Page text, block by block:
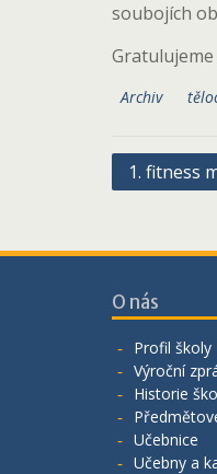
soubojích
Archiv
Navigace
1. fitness
O nás
Profil školy
Výroční
Historie
Učebnice
Učebny a